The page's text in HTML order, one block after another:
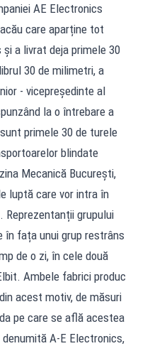
AE Electronics
care aparține tot
a livrat deja primele 30
30 de milimetri, a
- vicepreşedinte al
la o întrebare a
primele 30 de turele
blindate
Mecanică București,
luptă care vor intra în
Reprezentanții grupului
fața unui grup restrâns
de o zi, în cele două
Ambele fabrici produc
acest motiv, de măsuri
pe care se află acestea
A-E Electronics,